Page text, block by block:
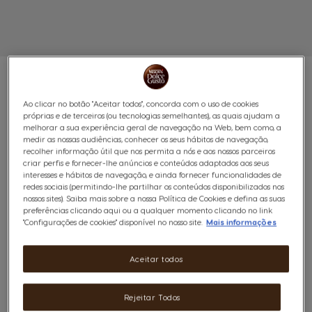
ESPRESSO INTENSO 96
CÁPSULAS
Energético e aromático
INTENSIDADE 7
(5)
Cápsulas:x96
Ícone de cápsula
Deixe-se surpreender pelos aromas condimentados e
frutados deste expresso de torra média, criado com
Ao clicar no botão "Aceitar todos", concorda com o uso de cookies
próprias e de terceiros (ou tecnologias semelhantes), as quais ajudam a
melhorar a sua experiência geral de navegação na Web, bem como, a
medir as nossas audiências, conhecer os seus hábitos de navegação,
recolher informação útil que nos permita a nós e aos nossos parceiros
criar perfis e fornecer-lhe anúncios e conteúdos adaptados aos seus
interesses e hábitos de navegação, e ainda fornecer funcionalidades de
redes sociais (permitindo-lhe partilhar os conteúdos disponibilizados nos
nossos sites). Saiba mais sobre a nossa Política de Cookies e defina as suas
preferências clicando aqui ou a qualquer momento clicando no link
"Configurações de cookies" disponível no nosso site. Mais informações
Rejeitar Todos
Aceitar todos